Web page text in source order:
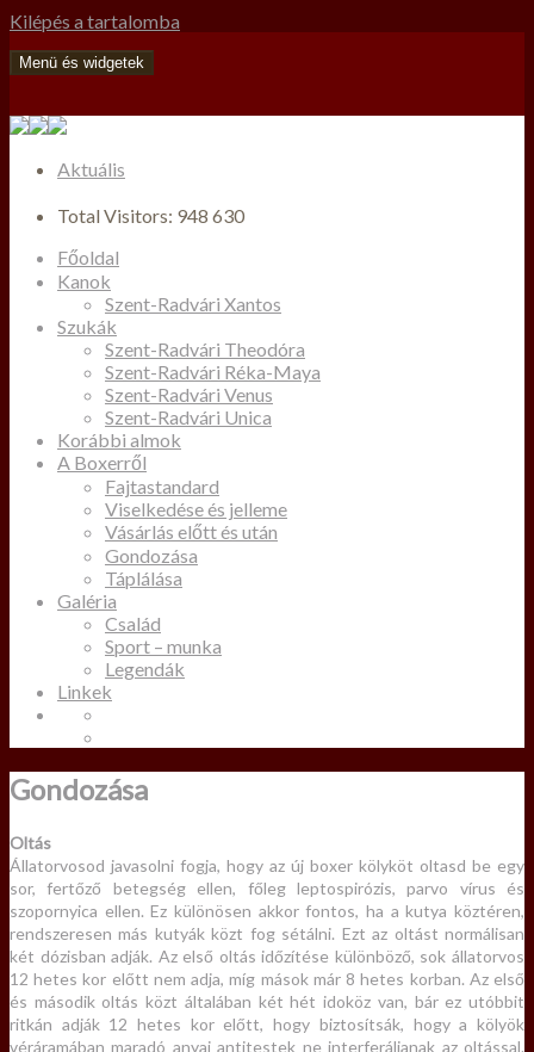
Kilépés a tartalomba
Menü és widgetek
Aktuális
Total Visitors: 948 630
Főoldal
Kanok
Szent-Radvári Xantos
Szukák
Szent-Radvári Theodóra
Szent-Radvári Réka-Maya
Szent-Radvári Venus
Szent-Radvári Unica
Korábbi almok
A Boxerről
Fajtastandard
Viselkedése és jelleme
Vásárlás előtt és után
Gondozása
Táplálása
Galéria
Család
Sport – munka
Legendák
Linkek
Gondozása
Oltás
Állatorvosod javasolni fogja, hogy az új boxer kölyköt oltasd be egy
sor, fertőző betegség ellen, főleg leptospirózis, parvo vírus és
szopornyica ellen. Ez különösen akkor fontos, ha a kutya köztéren,
rendszeresen más kutyák közt fog sétálni. Ezt az oltást normálisan
két dózisban adják. Az első oltás időzítése különböző, sok állatorvos
12 hetes kor előtt nem adja, míg mások már 8 hetes korban. Az első
és második oltás közt általában két hét idoköz van, bár ez utóbbit
ritkán adják 12 hetes kor előtt, hogy biztosítsák, hogy a kölyök
véráramában maradó anyai antitestek ne interferáljanak az oltással.